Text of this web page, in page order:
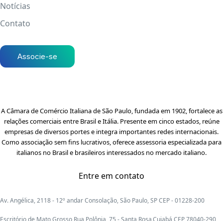
Notícias
Contato
Associe-se
A Câmara de Comércio Italiana de São Paulo, fundada em 1902, fortalece as
relações comerciais entre Brasil e Itália. Presente em cinco estados, reúne
empresas de diversos portes e integra importantes redes internacionais.
Como associação sem fins lucrativos, oferece assessoria especializada para
italianos no Brasil e brasileiros interessados no mercado italiano.
Entre em contato
Av. Angélica, 2118 - 12º andar Consolação, São Paulo, SP CEP - 01228-200
Escritório de Mato Grosso Rua Polônia, 75 - Santa Rosa,Cuiabá CEP 78040-290